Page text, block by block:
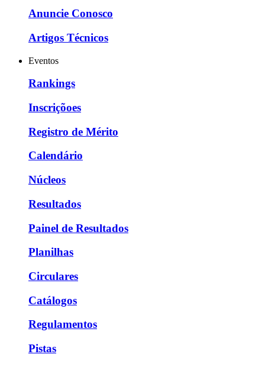
Anuncie Conosco
Artigos Técnicos
Eventos
Rankings
Inscriçõoes
Registro de Mérito
Calendário
Núcleos
Resultados
Painel de Resultados
Planilhas
Circulares
Catálogos
Regulamentos
Pistas